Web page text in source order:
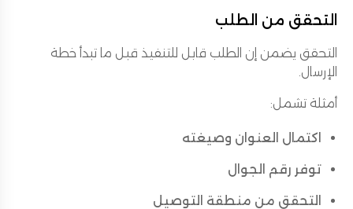
التحقق من الطلب
التحقق يضمن إن الطلب قابل للتنفيذ قبل ما تبدأ خطة
الإرسال.
أمثلة تشمل:
اكتمال العنوان وصيغته
توفر رقم الجوال
التحقق من منطقة التوصيل